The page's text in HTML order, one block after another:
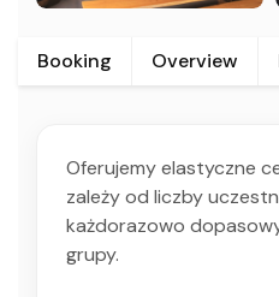
Booking Overview
Oferujemy elastyczne
zależy od liczby
każdorazowo
grupy.